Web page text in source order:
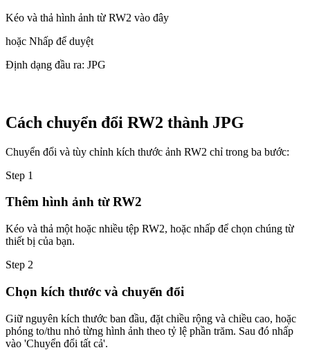
Kéo và thả hình ảnh từ RW2 vào đây
hoặc Nhấp để duyệt
Định dạng đầu ra: JPG
Cách chuyển đổi RW2 thành JPG
Chuyển đổi và tùy chỉnh kích thước ảnh RW2 chỉ trong ba bước:
Step 1
Thêm hình ảnh từ RW2
Kéo và thả một hoặc nhiều tệp RW2, hoặc nhấp để chọn chúng từ
thiết bị của bạn.
Step 2
Chọn kích thước và chuyển đổi
Giữ nguyên kích thước ban đầu, đặt chiều rộng và chiều cao, hoặc
phóng to/thu nhỏ từng hình ảnh theo tỷ lệ phần trăm. Sau đó nhấp
vào 'Chuyển đổi tất cả'.